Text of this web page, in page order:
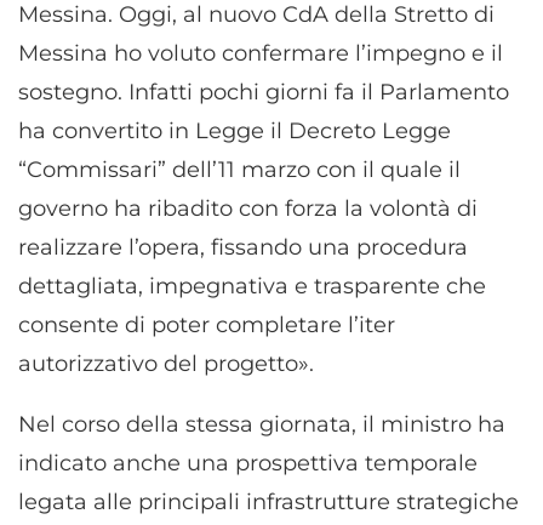
Messina. Oggi, al nuovo CdA della Stretto di
Messina ho voluto confermare l’impegno e il
sostegno. Infatti pochi giorni fa il Parlamento
ha convertito in Legge il Decreto Legge
“Commissari” dell’11 marzo con il quale il
governo ha ribadito con forza la volontà di
realizzare l’opera, fissando una procedura
dettagliata, impegnativa e trasparente che
consente di poter completare l’iter
autorizzativo del progetto».
Nel corso della stessa giornata, il ministro ha
indicato anche una prospettiva temporale
legata alle principali infrastrutture strategiche